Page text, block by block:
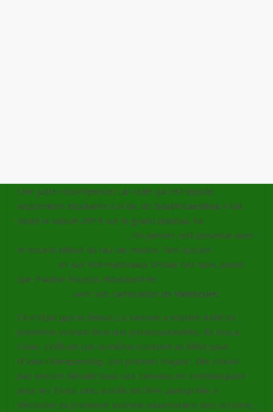
Une juste récompense, car celle qui est depuis
septembre étudiante à la fac de South Carolina a fait
toute la saison 2019 sur le grand plateau. Sa
, fin janvier, est devenue avec
le recul le début du raz-de-marée. Des succès
et aux Internationaux d’Italie ont suivi, avant
que Pauline Roussin-Bouchard ne
avec ses camarades deValescure.
Ce n’était que le début. La Varoise a ensuite frôlé sa
première victoire face aux professionnelles, fin mai à
Evian, s’offrant par la même occasion un billet pour
l’Evian Championship, son premier majeur. Elle n’avait
pas encore déballé tous ses cadeaux en s’embarquant
pour les États-Unis à la fin de l’été, puisqu’elle a
décroché sa première victoire universitaire dès octobre,